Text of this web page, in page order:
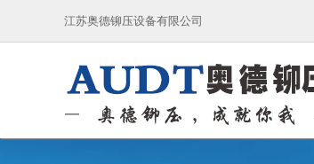
江苏奥德铆压设备有限公司